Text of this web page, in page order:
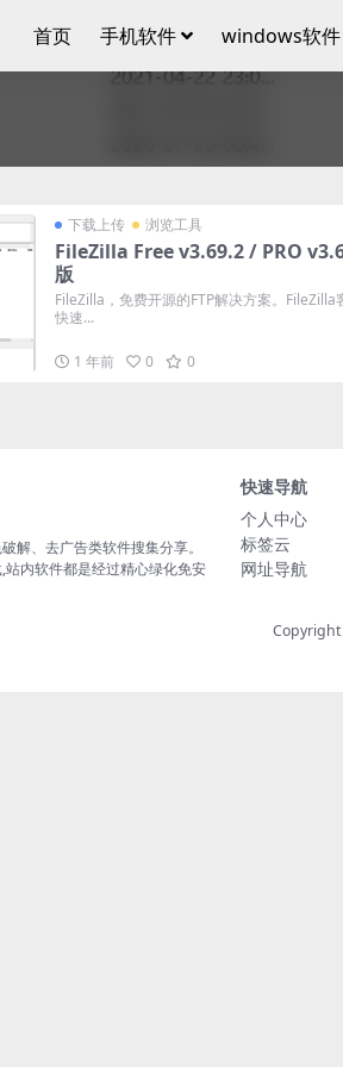
首页 手机软件 windows软件
下载上传 浏览工具
FileZilla Free v3.69.2 / PRO
版
FileZilla，免费开源的FTP解决方案。FileZilla
快速...
1 年前 0 0
解、去广告类软件搜集分享。
内软件都是经过精心绿化免安
快速导航
个人中心
标签云
网址导航